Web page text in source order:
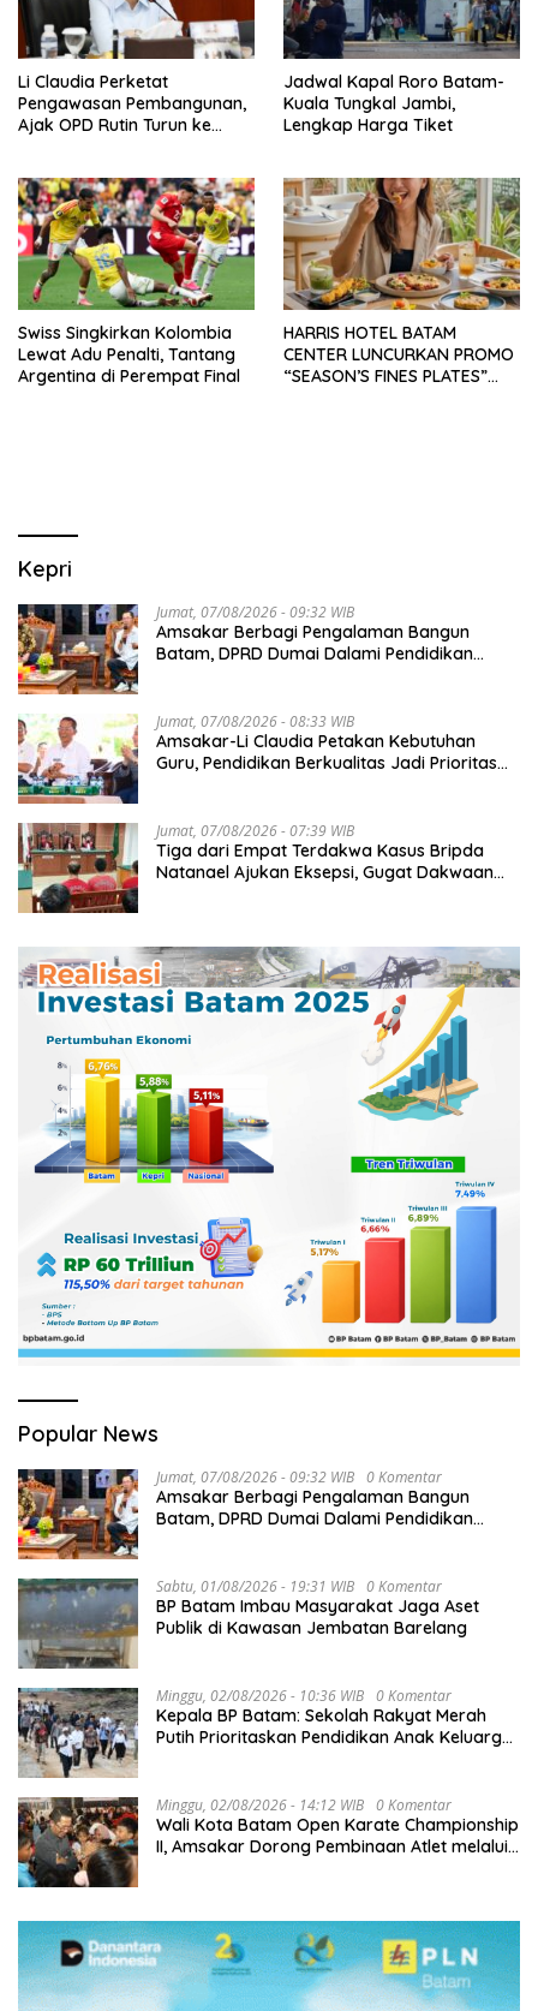
Li Claudia Perketat
Pengawasan Pembangunan,
Ajak OPD Rutin Turun ke
Jadwal Kapal Roro Batam-
Kuala Tungkal Jambi,
Lengkap Harga Tiket
Swiss Singkirkan Kolombia
Lewat Adu Penalti, Tantang
Argentina di Perempat Final
HARRIS HOTEL BATAM
CENTER LUNCURKAN PROMO
“SEASON’S FINES PLATES”
Kepri
Jumat, 07/08/2026 - 09:32 WIB
Amsakar Berbagi Pengalaman Bangun
Batam, DPRD Dumai Dalami Pendidikan
Jumat, 07/08/2026 - 08:33 WIB
Amsakar-Li Claudia Petakan Kebutuhan
Guru, Pendidikan Berkualitas Jadi Prioritas
Jumat, 07/08/2026 - 07:39 WIB
Tiga dari Empat Terdakwa Kasus Bripda
Natanael Ajukan Eksepsi, Gugat Dakwaan
Popular News
Jumat, 07/08/2026 - 09:32 WIB 0 Komentar
Amsakar Berbagi Pengalaman Bangun
Batam, DPRD Dumai Dalami Pendidikan
Sabtu, 01/08/2026 - 19:31 WIB 0 Komentar
BP Batam Imbau Masyarakat Jaga Aset
Publik di Kawasan Jembatan Barelang
Minggu, 02/08/2026 - 10:36 WIB 0 Komentar
Kepala BP Batam: Sekolah Rakyat Merah
Putih Prioritaskan Pendidikan Anak Keluarga
Minggu, 02/08/2026 - 14:12 WIB 0 Komentar
Wali Kota Batam Open Karate Championship
II, Amsakar Dorong Pembinaan Atlet melalui